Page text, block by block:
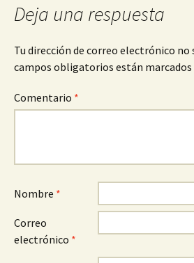
Deja una respuesta
Tu dirección de correo electrónico no
campos obligatorios están marcados
Comentario *
Nombre *
Correo
electrónico *